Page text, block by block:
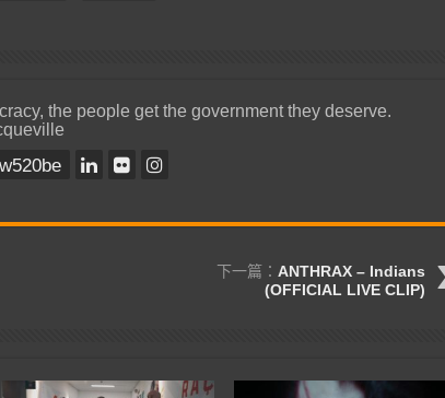
the people get the government they deserve.
下一篇： ANTHRAX – Indians
(OFFICIAL LIVE CLIP)